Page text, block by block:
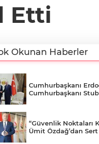
Etti
Okunan Haberler
Cumhurbaşkanı
Cumhurbaşkanı
“Güvenlik Noktaları
Ümit Özdağ’dan